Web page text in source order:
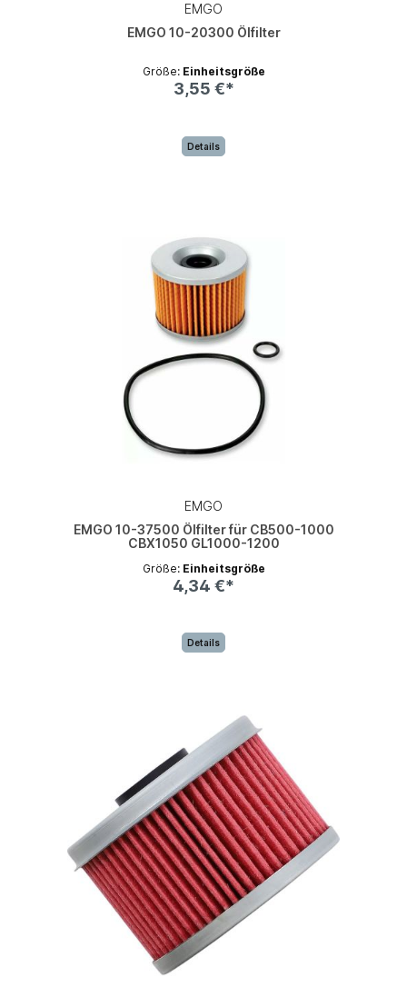
EMGO
EMGO 10-20300 Ölfilter
Größe: Einheitsgröße
3,55 €*
Details
EMGO
EMGO 10-37500 Ölfilter für CB500-1000
CBX1050 GL1000-1200
Größe: Einheitsgröße
4,34 €*
Details